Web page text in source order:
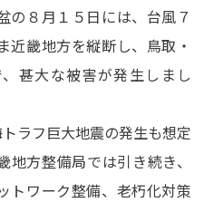
の８月１５日には、台風７
近畿地方を縦断し、鳥取・
甚大な被害が発生しまし
ラフ巨大地震の発生も想定
方整備局では引き続き、
トワーク整備、老朽化対策